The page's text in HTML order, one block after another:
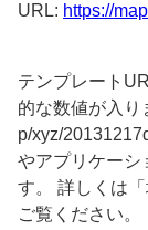
URL: https://
テンプレート
的な数値が入
p/xyz/
やアプリケーシ
す。 詳しくは
ご覧ください。